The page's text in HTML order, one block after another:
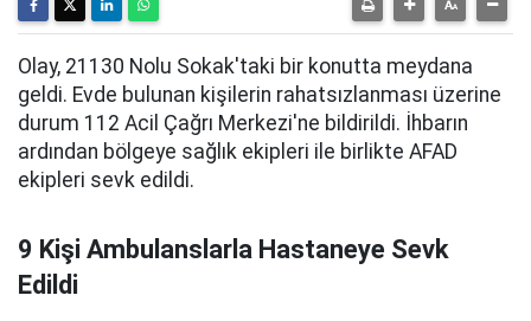
Olay, 21130 Nolu Sokak'taki bir konutta meydana
geldi. Evde bulunan kişilerin rahatsızlanması üzerine
durum 112 Acil Çağrı Merkezi'ne bildirildi. İhbarın
ardından bölgeye sağlık ekipleri ile birlikte AFAD
ekipleri sevk edildi.
9 Kişi Ambulanslarla Hastaneye Sevk
Edildi